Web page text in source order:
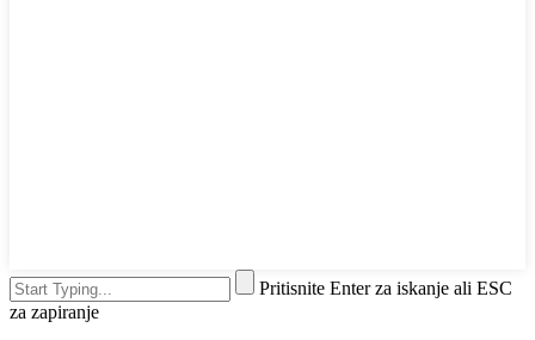
Pritisnite Enter za iskanje ali ESC
za zapiranje